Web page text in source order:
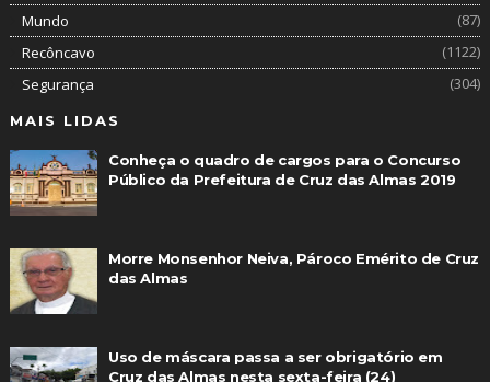
Mundo
(87)
Recôncavo
(1122)
Segurança
(304)
MAIS LIDAS
Conheça o quadro de cargos para o Concurso
Público da Prefeitura de Cruz das Almas 2019
Morre Monsenhor Neiva, Pároco Emérito de Cruz
das Almas
Uso de máscara passa a ser obrigatório em
Cruz das Almas nesta sexta-feira (24)